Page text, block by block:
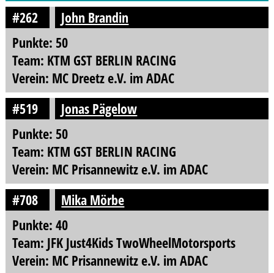
#262
John Brandin
Punkte: 50
Team: KTM GST BERLIN RACING
Verein: MC Dreetz e.V. im ADAC
#519
Jonas Pägelow
Punkte: 50
Team: KTM GST BERLIN RACING
Verein: MC Prisannewitz e.V. im ADAC
#708
Mika Mörbe
Punkte: 40
Team: JFK Just4Kids TwoWheelMotorsports
Verein: MC Prisannewitz e.V. im ADAC